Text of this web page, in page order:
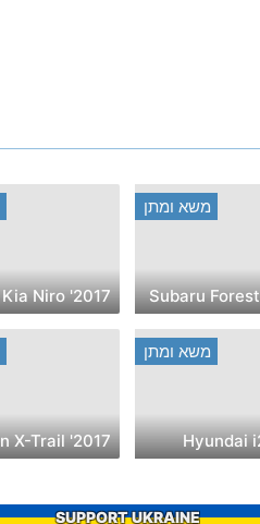
משא ומתן
2017' Kia Niro
משא ומתן
2017' Nissan X-Trail
SUPPORT UKRAINE